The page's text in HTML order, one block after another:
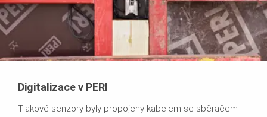
Digitalizace v PERI
Tlakové senzory byly propojeny kabelem se sběračem